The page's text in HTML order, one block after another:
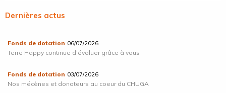
Dernières actus
Fonds de dotation 06/07/2026
Terre Happy continue d’évoluer grâce à vous
Fonds de dotation 03/07/2026
Nos mécènes et donateurs au coeur du CHUGA